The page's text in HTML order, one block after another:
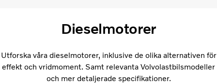
Dieselmotorer
Utforska våra dieselmotorer, inklusive de olika alternativen för
effekt och vridmoment. Samt relevanta Volvolastbilsmodeller
och mer detaljerade specifikationer.